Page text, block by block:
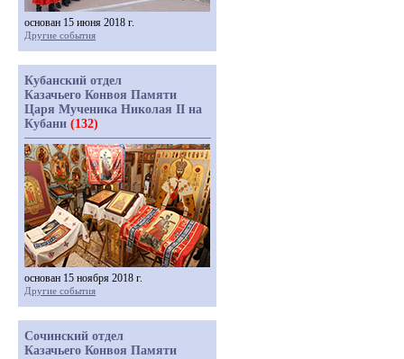
основан 15 июня 2018 г.
Другие события
Кубанский отдел
Казачьего Конвоя Памяти
Царя Мученика Николая II на
Кубани (132)
основан 15 ноября 2018 г.
Другие события
Сочинский отдел
Казачьего Конвоя Памяти